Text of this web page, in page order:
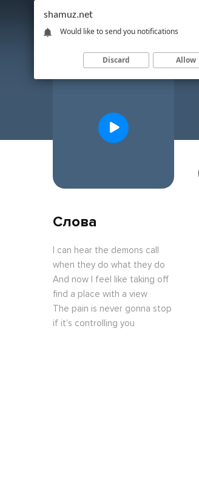
SHAMUZ
Слова
I can hear the demons call
when they do what they do
And now I feel like taking off
find a place with a view
The pain is never gonna stop
if it’s controlling you
shamuz.net
Would like to send you notifications
Discard Allow